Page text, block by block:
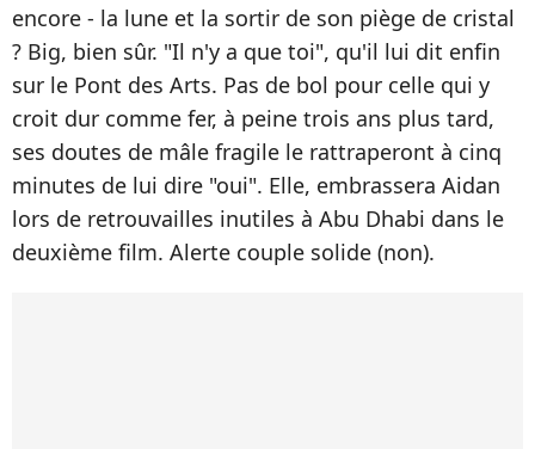
encore - la lune et la sortir de son piège de cristal
? Big, bien sûr. "Il n'y a que toi", qu'il lui dit enfin
sur le Pont des Arts. Pas de bol pour celle qui y
croit dur comme fer, à peine trois ans plus tard,
ses doutes de mâle fragile le rattraperont à cinq
minutes de lui dire "oui". Elle, embrassera Aidan
lors de retrouvailles inutiles à Abu Dhabi dans le
deuxième film. Alerte couple solide (non).